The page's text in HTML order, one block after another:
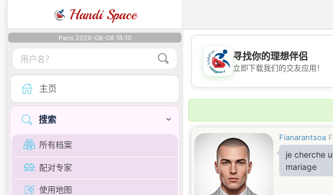
Handi Space
Paris 2026-08-08 18:10
主页
搜索
所有档案
配对专家
使用地图
💖
寻找你的理想伴侣
立即下载我们的交友应用！
Fianarantsoa
je cherche
mariage